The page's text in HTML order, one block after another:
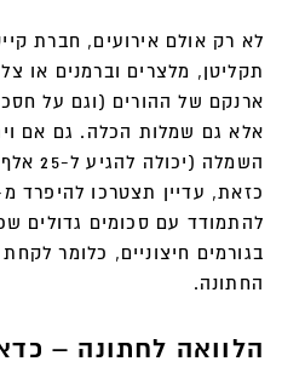
לא רק אולם אירועים, חברת
תקליטן, מלצרים וברמנים או
ארנקם של ההורים (וגם על
אלא גם שמלות הכלה. גם אם
השמלה
להתמודד עם סכומים גדולים
בגורמים חיצוניים, כלומר
החתונה.
הלוואה לחתונה –